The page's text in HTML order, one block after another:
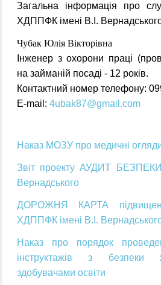
Загальна інформація про
ХДППФК імені В.І.
Чубак Юлія Вікторівна
Інженер з охорони праці
на займаній посаді - 12 років.
Контактний номер телефону:
E-mail:4ubak87@gmail.com
Наказ МОЗУ про медичні
Звіт проекту АУДИТ
Вернадського
ДОРОЖНЯ КАРТА
ХДППФК імені В.І.
Наказ про порядок
інструктажів з безпеки
здобувачами освіти